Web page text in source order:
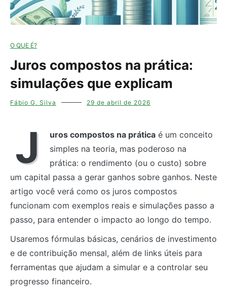
O QUE É?
Juros compostos na prática:
simulações que explicam
Fábio G. Silva 29 de abril de 2026
J uros compostos na prática é um conceito
simples na teoria, mas poderoso na
prática: o rendimento (ou o custo) sobre
um capital passa a gerar ganhos sobre ganhos. Neste
artigo você verá como os juros compostos
funcionam com exemplos reais e simulações passo a
passo, para entender o impacto ao longo do tempo.
Usaremos fórmulas básicas, cenários de investimento
e de contribuição mensal, além de links úteis para
ferramentas que ajudam a simular e a controlar seu
progresso financeiro.